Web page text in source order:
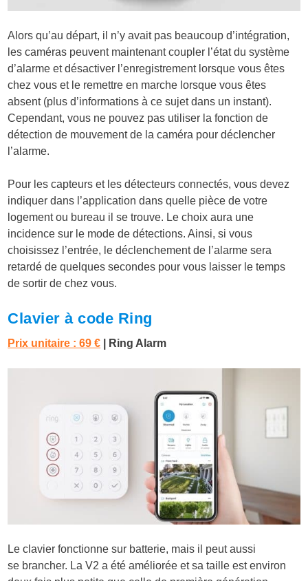
Alors qu’au départ, il n’y avait pas beaucoup d’intégration,
les caméras peuvent maintenant coupler l’état du système
d’alarme et désactiver l’enregistrement lorsque vous êtes
chez vous et le remettre en marche lorsque vous êtes
absent (plus d’informations à ce sujet dans un instant).
Cependant, vous ne pouvez pas utiliser la fonction de
détection de mouvement de la caméra pour déclencher
l’alarme.
Pour les capteurs et les détecteurs connectés, vous devez
indiquer dans l’application dans quelle pièce de votre
logement ou bureau il se trouve. Le choix aura une
incidence sur le mode de détections. Ainsi, si vous
choisissez l’entrée, le déclenchement de l’alarme sera
retardé de quelques secondes pour vous laisser le temps
de sortir de chez vous.
Clavier à code Ring
Prix unitaire : 69 € | Ring Alarm
Le clavier fonctionne sur batterie, mais il peut aussi
se brancher. La V2 a été améliorée et sa taille est environ